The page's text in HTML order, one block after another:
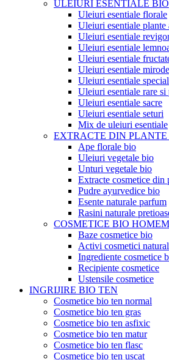
ULEIURI ESENTIALE BIO
Uleiuri esentiale florale
Uleiuri esentiale plante
Uleiuri esentiale
Uleiuri esentiale
Uleiuri esentiale
Uleiuri esentiale
Uleiuri esentiale
Uleiuri esentiale rare si
Uleiuri esentiale sacre
Uleiuri esentiale seturi
Mix de uleiuri esentiale
EXTRACTE DIN PLANTE
Ape florale bio
Uleiuri vegetale bio
Unturi vegetale bio
Extracte cosmetice din
Pudre ayurvedice bio
Esente naturale parfum
Rasini naturale
COSMETICE BIO
Baze cosmetice bio
Activi cosmetici
Ingrediente cosmetice
Recipiente cosmetice
Ustensile cosmetice
INGRIJIRE BIO TEN
Cosmetice bio ten normal
Cosmetice bio ten gras
Cosmetice bio ten asfixic
Cosmetice bio ten matur
Cosmetice bio ten flasc
Cosmetice bio ten uscat